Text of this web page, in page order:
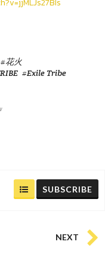
#花火
#Exile Tribe
SUBSCRIBE
NEXT